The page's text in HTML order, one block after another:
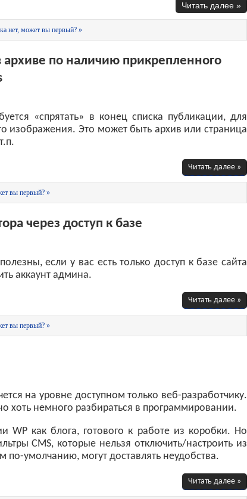
Читать далее »
нет, может вы первый? »
архиве по наличию прикрепленного
«спрятать» в конец списка публикации, для
изображения. Это может быть архив или страница
Читать далее »
вы первый? »
через доступ к базе
если у вас есть только доступ к базе сайта
аккаунт админа.
Читать далее »
вы первый? »
на уровне доступном только веб-разработчику.
хоть немного разбираться в программировании.
WP как блога, готового к работе из коробки. Но
CMS, которые нельзя отключить/настроить из
по-умолчанию, могут доставлять неудобства.
Читать далее »